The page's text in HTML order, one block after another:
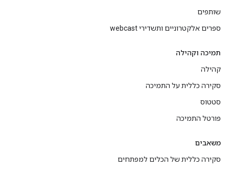
שותפים
ספרים אלקטרוניים ותשדירי webcast
תמיכה וקהילה
קהילה
סקירה כללית על התמיכה
סטטוס
פורטל התמיכה
משאבים
סקירה כללית של הכלים למפתחים